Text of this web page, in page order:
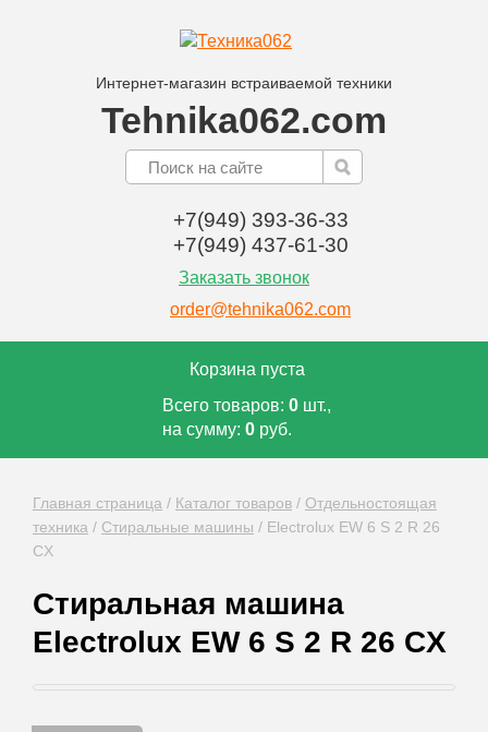
Интернет-магазин встраиваемой техники
Tehnika062.com
+7(949) 393-36-33
+7(949) 437-61-30
Заказать звонок
order@tehnika062.com
Корзина пуста
Всего товаров: 0 шт.,
на сумму: 0 руб.
Главная страница / Каталог товаров / Отдельностоящая
техника / Стиральные машины / Electrolux EW 6 S 2 R 26
CX
Стиральная машина
Electrolux EW 6 S 2 R 26 CX